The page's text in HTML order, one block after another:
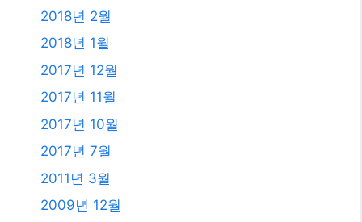
2018년 2월
2018년 1월
2017년 12월
2017년 11월
2017년 10월
2017년 7월
2011년 3월
2009년 12월